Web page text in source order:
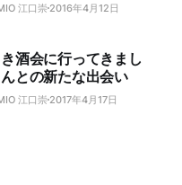
江口崇 2016年4月12日
酒会に行ってきまし
との新たな出会い
江口崇 2017年4月17日